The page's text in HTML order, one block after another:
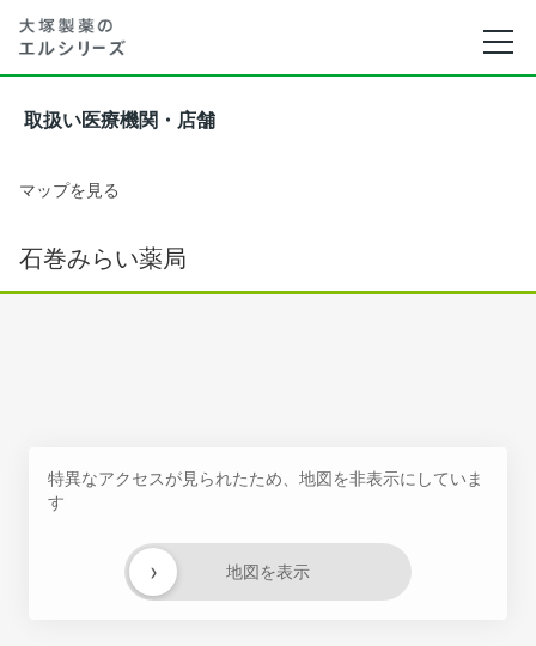
取扱い医療機関・店舗
マップを見る
石巻みらい薬局
特異なアクセスが見られたため、地図を非表示にしていま
す
地図を表示
›